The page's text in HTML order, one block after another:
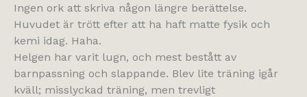
Ingen ork att skriva någon längre berättelse.
Huvudet är trött efter att ha haft matte fysik och
kemi idag. Haha.
Helgen har varit lugn, och mest bestått av
barnpassning och slappande. Blev lite träning igår
kväll; misslyckad träning, men trevligt